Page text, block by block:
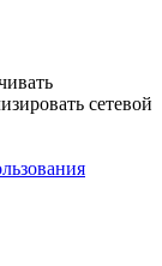
сетевой